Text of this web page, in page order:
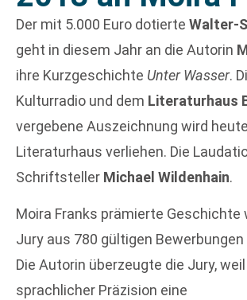
Der mit 5.000 Euro dotierte Walter-
geht in diesem Jahr an die Autorin
ihre Kurzgeschichte Unter Wasser.
Kulturradio und dem Literaturhaus
vergebene Auszeichnung wird
Literaturhaus verliehen. Die
Schriftsteller Michael Wildenhain.
Moira Franks prämierte Geschichte
Jury aus 780 gültigen
Die Autorin überzeugte die Jury,
sprachlicher Präzision eine